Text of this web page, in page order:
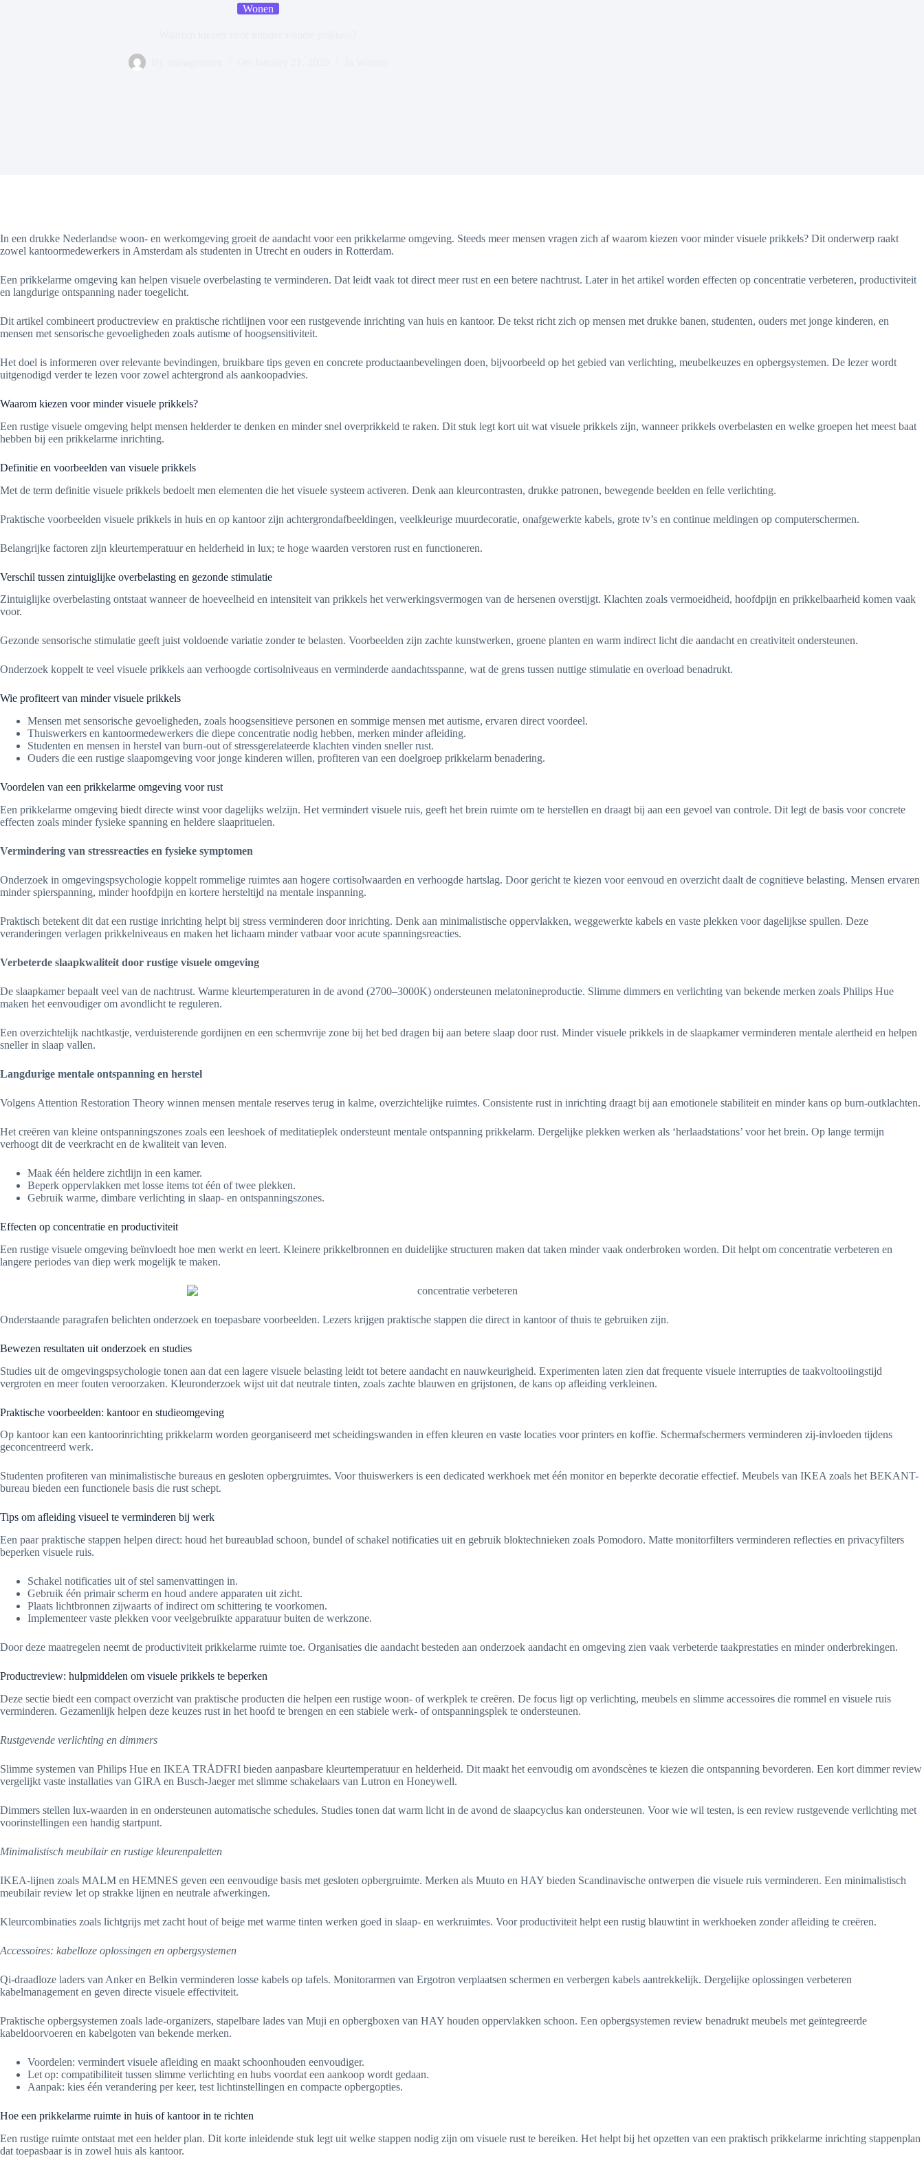
Wonen
In een drukke Nederlandse woon- en werkomgeving groeit de aandacht voor een prikkelarme omgeving. Steeds meer mensen vragen zich af waarom kiezen voor minder visuele prikkels? Dit onderwerp raakt
zowel kantoormedewerkers in Amsterdam als studenten in Utrecht en ouders in Rotterdam.
Een prikkelarme omgeving kan helpen visuele overbelasting te verminderen. Dat leidt vaak tot direct meer rust en een betere nachtrust. Later in het artikel worden effecten op concentratie verbeteren, productiviteit
en langdurige ontspanning nader toegelicht.
Dit artikel combineert productreview en praktische richtlijnen voor een rustgevende inrichting van huis en kantoor. De tekst richt zich op mensen met drukke banen, studenten, ouders met jonge kinderen, en
mensen met sensorische gevoeligheden zoals autisme of hoogsensitiviteit.
Het doel is informeren over relevante bevindingen, bruikbare tips geven en concrete productaanbevelingen doen, bijvoorbeeld op het gebied van verlichting, meubelkeuzes en opbergsystemen. De lezer wordt
uitgenodigd verder te lezen voor zowel achtergrond als aankoopadvies.
Waarom kiezen voor minder visuele prikkels?
Een rustige visuele omgeving helpt mensen helderder te denken en minder snel overprikkeld te raken. Dit stuk legt kort uit wat visuele prikkels zijn, wanneer prikkels overbelasten en welke groepen het meest baat
hebben bij een prikkelarme inrichting.
Definitie en voorbeelden van visuele prikkels
Met de term definitie visuele prikkels bedoelt men elementen die het visuele systeem activeren. Denk aan kleurcontrasten, drukke patronen, bewegende beelden en felle verlichting.
Praktische voorbeelden visuele prikkels in huis en op kantoor zijn achtergrondafbeeldingen, veelkleurige muurdecoratie, onafgewerkte kabels, grote tv’s en continue meldingen op computerschermen.
Belangrijke factoren zijn kleurtemperatuur en helderheid in lux; te hoge waarden verstoren rust en functioneren.
Verschil tussen zintuiglijke overbelasting en gezonde stimulatie
Zintuiglijke overbelasting ontstaat wanneer de hoeveelheid en intensiteit van prikkels het verwerkingsvermogen van de hersenen overstijgt. Klachten zoals vermoeidheid, hoofdpijn en prikkelbaarheid komen vaak
voor.
Gezonde sensorische stimulatie geeft juist voldoende variatie zonder te belasten. Voorbeelden zijn zachte kunstwerken, groene planten en warm indirect licht die aandacht en creativiteit ondersteunen.
Onderzoek koppelt te veel visuele prikkels aan verhoogde cortisolniveaus en verminderde aandachtsspanne, wat de grens tussen nuttige stimulatie en overload benadrukt.
Wie profiteert van minder visuele prikkels
Mensen met sensorische gevoeligheden, zoals hoogsensitieve personen en sommige mensen met autisme, ervaren direct voordeel.
Thuiswerkers en kantoormedewerkers die diepe concentratie nodig hebben, merken minder afleiding.
Studenten en mensen in herstel van burn-out of stressgerelateerde klachten vinden sneller rust.
Ouders die een rustige slaapomgeving voor jonge kinderen willen, profiteren van een doelgroep prikkelarm benadering.
Voordelen van een prikkelarme omgeving voor rust
Een prikkelarme omgeving biedt directe winst voor dagelijks welzijn. Het vermindert visuele ruis, geeft het brein ruimte om te herstellen en draagt bij aan een gevoel van controle. Dit legt de basis voor concrete
effecten zoals minder fysieke spanning en heldere slaaprituelen.
Vermindering van stressreacties en fysieke symptomen
Onderzoek in omgevingspsychologie koppelt rommelige ruimtes aan hogere cortisolwaarden en verhoogde hartslag. Door gericht te kiezen voor eenvoud en overzicht daalt de cognitieve belasting. Mensen ervaren
minder spierspanning, minder hoofdpijn en kortere hersteltijd na mentale inspanning.
Praktisch betekent dit dat een rustige inrichting helpt bij stress verminderen door inrichting. Denk aan minimalistische oppervlakken, weggewerkte kabels en vaste plekken voor dagelijkse spullen. Deze
veranderingen verlagen prikkelniveaus en maken het lichaam minder vatbaar voor acute spanningsreacties.
Verbeterde slaapkwaliteit door rustige visuele omgeving
De slaapkamer bepaalt veel van de nachtrust. Warme kleurtemperaturen in de avond (2700–3000K) ondersteunen melatonineproductie. Slimme dimmers en verlichting van bekende merken zoals Philips Hue
maken het eenvoudiger om avondlicht te reguleren.
Een overzichtelijk nachtkastje, verduisterende gordijnen en een schermvrije zone bij het bed dragen bij aan betere slaap door rust. Minder visuele prikkels in de slaapkamer verminderen mentale alertheid en helpen
sneller in slaap vallen.
Langdurige mentale ontspanning en herstel
Volgens Attention Restoration Theory winnen mensen mentale reserves terug in kalme, overzichtelijke ruimtes. Consistente rust in inrichting draagt bij aan emotionele stabiliteit en minder kans op burn-outklachten.
Het creëren van kleine ontspanningszones zoals een leeshoek of meditatieplek ondersteunt mentale ontspanning prikkelarm. Dergelijke plekken werken als ‘herlaadstations’ voor het brein. Op lange termijn
verhoogt dit de veerkracht en de kwaliteit van leven.
Maak één heldere zichtlijn in een kamer.
Beperk oppervlakken met losse items tot één of twee plekken.
Gebruik warme, dimbare verlichting in slaap- en ontspanningszones.
Effecten op concentratie en productiviteit
Een rustige visuele omgeving beïnvloedt hoe men werkt en leert. Kleinere prikkelbronnen en duidelijke structuren maken dat taken minder vaak onderbroken worden. Dit helpt om concentratie verbeteren en
langere periodes van diep werk mogelijk te maken.
Onderstaande paragrafen belichten onderzoek en toepasbare voorbeelden. Lezers krijgen praktische stappen die direct in kantoor of thuis te gebruiken zijn.
Bewezen resultaten uit onderzoek en studies
Studies uit de omgevingspsychologie tonen aan dat een lagere visuele belasting leidt tot betere aandacht en nauwkeurigheid. Experimenten laten zien dat frequente visuele interrupties de taakvoltooiingstijd
vergroten en meer fouten veroorzaken. Kleuronderzoek wijst uit dat neutrale tinten, zoals zachte blauwen en grijstonen, de kans op afleiding verkleinen.
Praktische voorbeelden: kantoor en studieomgeving
Op kantoor kan een kantoorinrichting prikkelarm worden georganiseerd met scheidingswanden in effen kleuren en vaste locaties voor printers en koffie. Schermafschermers verminderen zij-invloeden tijdens
geconcentreerd werk.
Studenten profiteren van minimalistische bureaus en gesloten opbergruimtes. Voor thuiswerkers is een dedicated werkhoek met één monitor en beperkte decoratie effectief. Meubels van IKEA zoals het BEKANT-
bureau bieden een functionele basis die rust schept.
Tips om afleiding visueel te verminderen bij werk
Een paar praktische stappen helpen direct: houd het bureaublad schoon, bundel of schakel notificaties uit en gebruik bloktechnieken zoals Pomodoro. Matte monitorfilters verminderen reflecties en privacyfilters
beperken visuele ruis.
Schakel notificaties uit of stel samenvattingen in.
Gebruik één primair scherm en houd andere apparaten uit zicht.
Plaats lichtbronnen zijwaarts of indirect om schittering te voorkomen.
Implementeer vaste plekken voor veelgebruikte apparatuur buiten de werkzone.
Door deze maatregelen neemt de productiviteit prikkelarme ruimte toe. Organisaties die aandacht besteden aan onderzoek aandacht en omgeving zien vaak verbeterde taakprestaties en minder onderbrekingen.
Productreview: hulpmiddelen om visuele prikkels te beperken
Deze sectie biedt een compact overzicht van praktische producten die helpen een rustige woon- of werkplek te creëren. De focus ligt op verlichting, meubels en slimme accessoires die rommel en visuele ruis
verminderen. Gezamenlijk helpen deze keuzes rust in het hoofd te brengen en een stabiele werk- of ontspanningsplek te ondersteunen.
Rustgevende verlichting en dimmers
Slimme systemen van Philips Hue en IKEA TRÅDFRI bieden aanpasbare kleurtemperatuur en helderheid. Dit maakt het eenvoudig om avondscènes te kiezen die ontspanning bevorderen. Een kort dimmer review
vergelijkt vaste installaties van GIRA en Busch-Jaeger met slimme schakelaars van Lutron en Honeywell.
Dimmers stellen lux-waarden in en ondersteunen automatische schedules. Studies tonen dat warm licht in de avond de slaapcyclus kan ondersteunen. Voor wie wil testen, is een review rustgevende verlichting met
voorinstellingen een handig startpunt.
Minimalistisch meubilair en rustige kleurenpaletten
IKEA-lijnen zoals MALM en HEMNES geven een eenvoudige basis met gesloten opbergruimte. Merken als Muuto en HAY bieden Scandinavische ontwerpen die visuele ruis verminderen. Een minimalistisch
meubilair review let op strakke lijnen en neutrale afwerkingen.
Kleurcombinaties zoals lichtgrijs met zacht hout of beige met warme tinten werken goed in slaap- en werkruimtes. Voor productiviteit helpt een rustig blauwtint in werkhoeken zonder afleiding te creëren.
Accessoires: kabelloze oplossingen en opbergsystemen
Qi-draadloze laders van Anker en Belkin verminderen losse kabels op tafels. Monitorarmen van Ergotron verplaatsen schermen en verbergen kabels aantrekkelijk. Dergelijke oplossingen verbeteren
kabelmanagement en geven directe visuele effectiviteit.
Praktische opbergsystemen zoals lade-organizers, stapelbare lades van Muji en opbergboxen van HAY houden oppervlakken schoon. Een opbergsystemen review benadrukt meubels met geïntegreerde
kabeldoorvoeren en kabelgoten van bekende merken.
Voordelen: vermindert visuele afleiding en maakt schoonhouden eenvoudiger.
Let op: compatibiliteit tussen slimme verlichting en hubs voordat een aankoop wordt gedaan.
Aanpak: kies één verandering per keer, test lichtinstellingen en compacte opbergopties.
Hoe een prikkelarme ruimte in huis of kantoor in te richten
Een rustige ruimte ontstaat met een helder plan. Dit korte inleidende stuk legt uit welke stappen nodig zijn om visuele rust te bereiken. Het helpt bij het opzetten van een praktisch prikkelarme inrichting stappenplan
dat toepasbaar is in zowel huis als kantoor.